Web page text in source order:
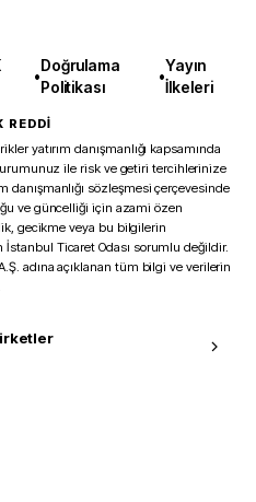
•
Doğrulama
Politikası
•
Yayın
İlkeleri
REDDİ
yatırım danışmanlığı kapsamında
ile risk ve getiri tercihlerinize
danışmanlığı sözleşmesi çerçevesinde
ve güncelliği için azami özen
gecikme veya bu bilgilerin
İstanbul Ticaret Odası sorumlu değildir.
adına açıklanan tüm bilgi ve verilerin